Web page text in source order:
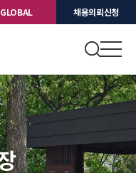
GLOBAL 채용의뢰신청